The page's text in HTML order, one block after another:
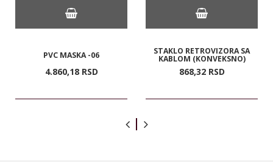
PVC MASKA -06
4.860,18 RSD
STAKLO RETROVIZORA SA
KABLOM (KONVEKSNO)
868,32 RSD